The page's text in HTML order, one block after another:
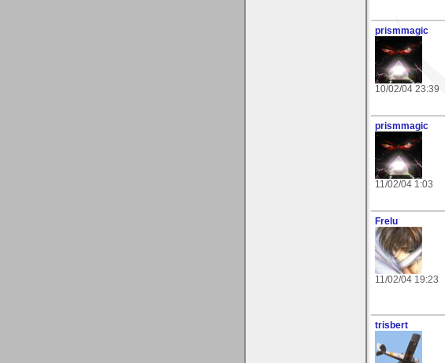
prismmagic
10/02/04 23:39
prismmagic
11/02/04 1:03
Frelu
11/02/04 19:23
trisbert